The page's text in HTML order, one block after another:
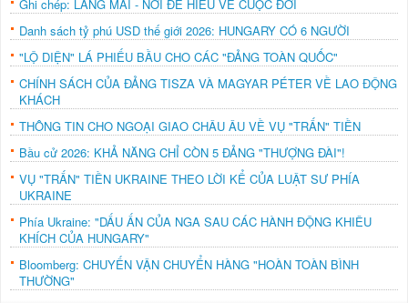
Ghi chép: LÀNG MAI - NƠI ĐỂ HIỂU VỀ CUỘC ĐỜI
Danh sách tỷ phú USD thế giới 2026: HUNGARY CÓ 6 NGƯỜI
"LỘ DIỆN" LÁ PHIẾU BẦU CHO CÁC "ĐẢNG TOÀN QUỐC"
CHÍNH SÁCH CỦA ĐẢNG TISZA VÀ MAGYAR PÉTER VỀ LAO ĐỘNG
KHÁCH
THÔNG TIN CHO NGOẠI GIAO CHÂU ÂU VỀ VỤ "TRẤN" TIỀN
Bầu cử 2026: KHẢ NĂNG CHỈ CÒN 5 ĐẢNG "THƯỢNG ĐÀI"!
VỤ "TRẤN" TIỀN UKRAINE THEO LỜI KỂ CỦA LUẬT SƯ PHÍA
UKRAINE
Phía Ukraine: "DẤU ẤN CỦA NGA SAU CÁC HÀNH ĐỘNG KHIÊU
KHÍCH CỦA HUNGARY"
Bloomberg: CHUYẾN VẬN CHUYỂN HÀNG "HOÀN TOÀN BÌNH
THƯỜNG"